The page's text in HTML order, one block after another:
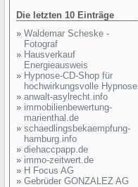
Die letzten 10 Einträge
» Waldemar Scheske -
Fotograf
» Hausverkauf
Energieausweis
» Hypnose-CD-Shop für
hochwirkungsvolle Hypnose
» anwalt-asylrecht.info
» immobilienbewertung-
marienthal.de
» schaedlingsbekaempfung-
hamburg.info
» diehaccpapp.de
» immo-zeitwert.de
» H Focus AG
» Gebrüder GONZALEZ AG